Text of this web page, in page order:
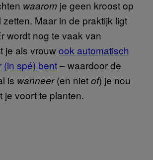
waarom je geen kroost op
Maar in de praktijk ligt
wordt nog te vaak van
je als vrouwook automatisch
(in spé) bent– waardoor de
is wanneer(en nietof) je nou
je voort te planten.